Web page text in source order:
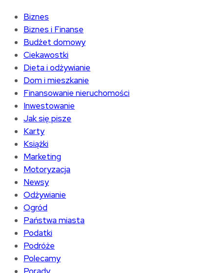
Biznes
Biznes i Finanse
Budżet domowy
Ciekawostki
Dieta i odżywianie
Dom i mieszkanie
Finansowanie nieruchomości
Inwestowanie
Jak się pisze
Karty
Książki
Marketing
Motoryzacja
Newsy
Odżywianie
Ogród
Państwa miasta
Podatki
Podróże
Polecamy